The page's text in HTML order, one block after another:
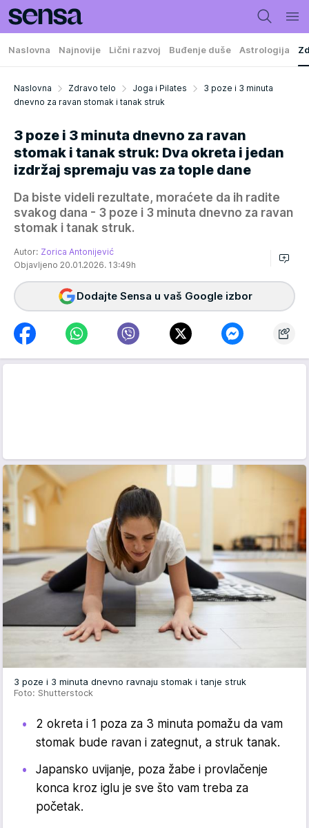
Naslovna Najnovije Lični razvoj Buđenje duše Astrologija
Naslovna Zdravo telo Joga i Pilates
3 poze i 3 minuta
dnevno za ravan stomak i tanak struk
3 poze i 3 minuta dnevno za ravan
stomak i tanak struk: Dva okreta i jedan
izdržaj spremaju vas za tople dane
Da biste videli rezultate, moraćete da ih radite
svakog dana - 3 poze i 3 minuta dnevno za ravan
stomak i tanak struk.
Autor: Zorica Antonijević
Objavljeno 20.01.2026. 13:49h
Dodajte Sensa u vaš Google izbor
3 poze i 3 minuta dnevno ravnaju stomak i tanje struk
Foto: Shutterstock
2 okreta i 1 poza za 3 minuta pomažu da vam
stomak bude ravan i zategnut, a struk tanak.
Japansko uvijanje, poza žabe i provlačenje
konca kroz iglu je sve što vam treba za
početak.